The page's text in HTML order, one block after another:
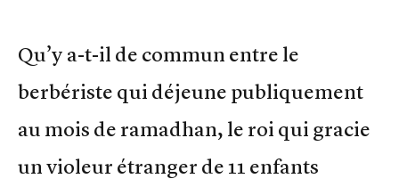
Qu’y a-t-il de commun entre le
berbériste qui déjeune publiquement
au mois de ramadhan, le roi qui gracie
un violeur étranger de 11 enfants